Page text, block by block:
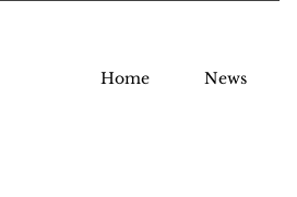
Home News